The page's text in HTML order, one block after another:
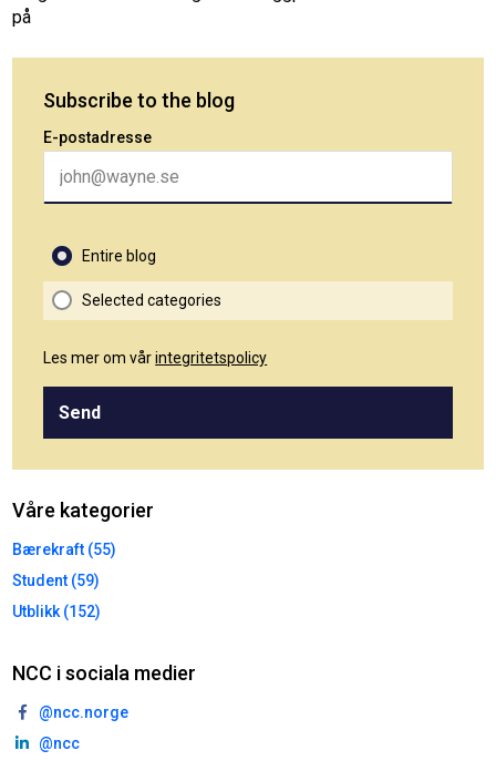
på
Subscribe to the blog
E-postadresse
Entire blog
Selected categories
Les mer om vårintegritetspolicy
Send
Våre kategorier
Bærekraft (55)
Student (59)
Utblikk (152)
NCC i sociala medier
@ncc.norge
@ncc